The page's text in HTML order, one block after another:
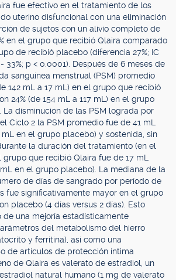
fue efectivo en el tratamiento de los
uterino disfuncional con una eliminación
de sujetos con un alivio completo de
en el grupo que recibió Qlaira comparado
de recibió placebo (diferencia 27%; IC
33%; p < 0.0001). Después de 6 meses de
sanguínea menstrual (PSM) promedio
142 mL a 17 mL) en el grupo que recibió
24% (de 154 mL a 117 mL) en el grupo
disminución de las PSM lograda por
Ciclo 2 la PSM promedio fue de 41 mL
en el grupo placebo) y sostenida, sin
la duración del tratamiento (en el
grupo que recibió Qlaira fue de 17 mL
en el grupo placebo). La mediana de la
de días de sangrado por período de
fue significativamente mayor en el grupo
placebo (4 días versus 2 días). Esto
de una mejoría estadísticamente
del metabolismo del hierro
y ferritina), así como una
de artículos de protección íntima
de Qlaira es valerato de estradiol, un
natural humano (1 mg de valerato